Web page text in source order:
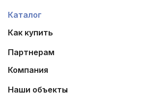
Каталог
Как купить
Партнерам
Компания
Наши объекты